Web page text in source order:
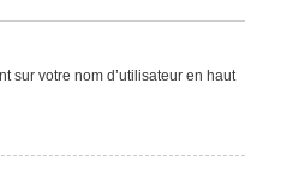
sur votre nom d’utilisateur en haut